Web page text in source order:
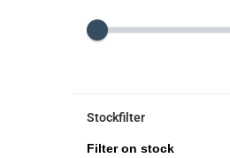
Stockfilter
Filter on stock